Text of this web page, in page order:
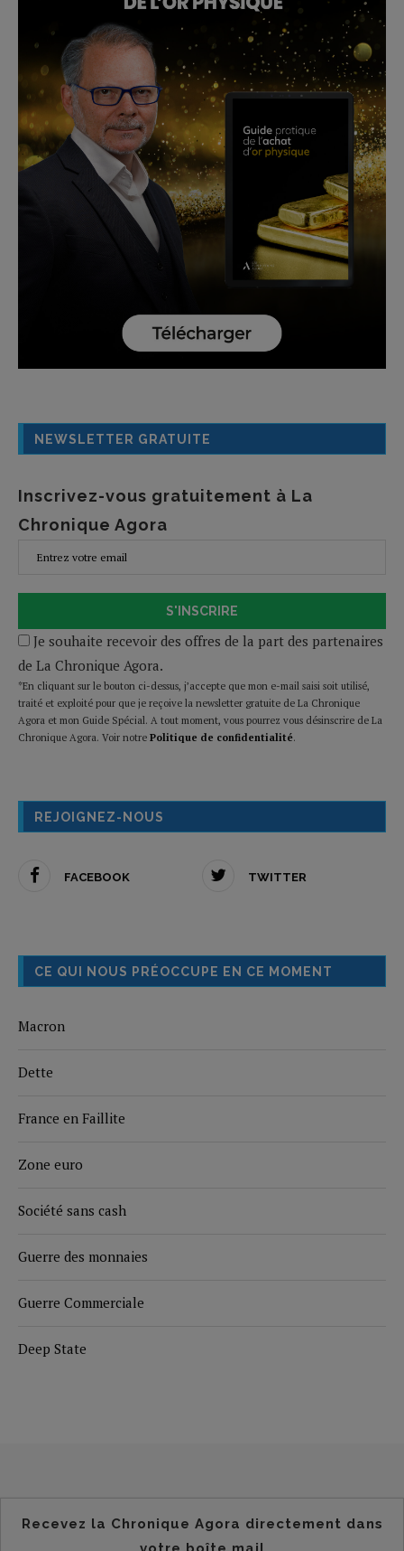
NEWSLETTER GRATUITE
Inscrivez-vous gratuitement à La
Chronique Agora
S'INSCRIRE
Je souhaite recevoir des offres de la part des partenaires
de La Chronique Agora.
*En cliquant sur le bouton ci-dessus, j’accepte que mon e-mail saisi soit utilisé,
traité et exploité pour que je reçoive la newsletter gratuite de La Chronique
Agora et mon Guide Spécial. A tout moment, vous pourrez vous désinscrire de La
Chronique Agora. Voir notre Politique de confidentialité.
REJOIGNEZ-NOUS
FACEBOOK TWITTER
CE QUI NOUS PRÉOCCUPE EN CE MOMENT
Macron
Dette
France en Faillite
Zone euro
Société sans cash
Guerre des monnaies
Guerre Commerciale
Deep State
Recevez la Chronique Agora directement dans